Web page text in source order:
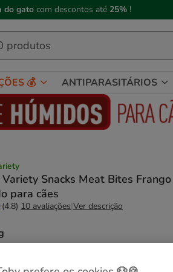
a sua encomenda nopróximo dia útil
💰 ANTIPARASITÁRIOS
Snacks Meat Bites Frango
para cães
(4.8) 10 avaliações|Ver descrição